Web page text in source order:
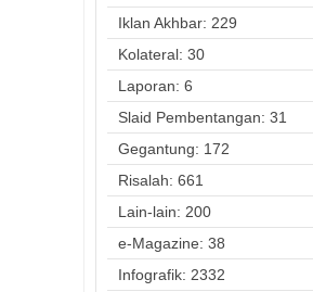
Iklan Akhbar: 229
Kolateral: 30
Laporan: 6
Slaid Pembentangan: 31
Gegantung: 172
Risalah: 661
Lain-lain: 200
e-Magazine: 38
Infografik: 2332